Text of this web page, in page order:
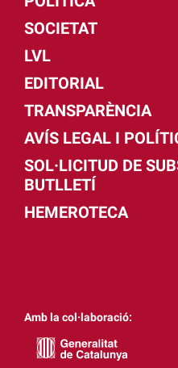
SOCIETAT
LVL
EDITORIAL
TRANSPARÈNCIA
AVÍS LEGAL I
SOL·LICITUD DE
BUTLLETÍ
HEMEROTECA
Amb la col·laboració: